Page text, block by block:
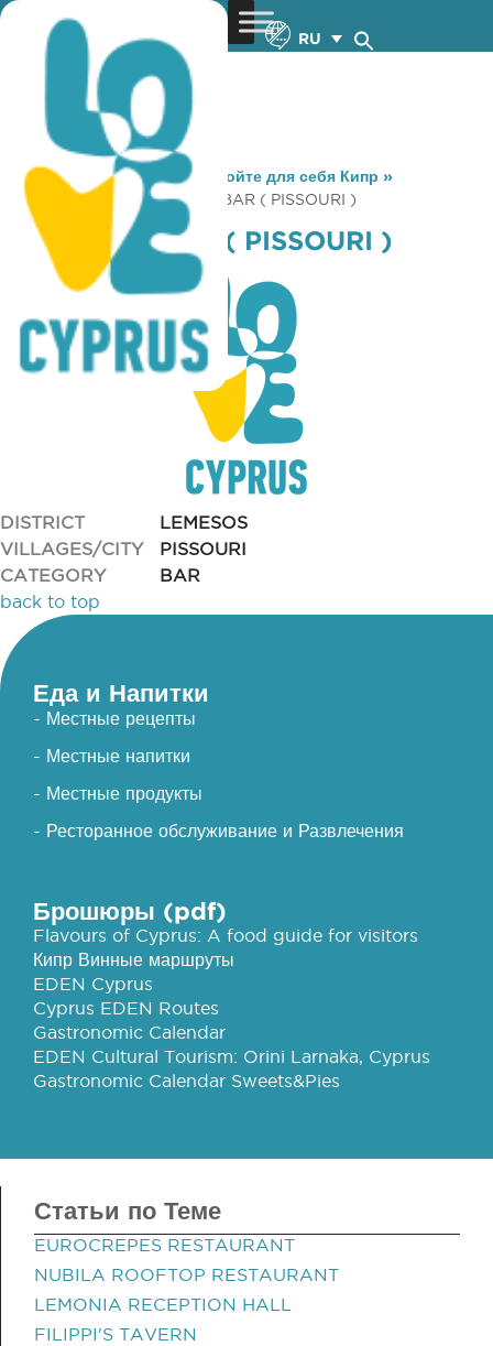
RU
You are here: Home »Откройте для себя Кипр »
Gastronomy
» FLAMINGO BAR ( PISSOURI )
FLAMINGO BAR ( PISSOURI )
DISTRICT
LEMESOS
VILLAGES/CITY
PISSOURI
CATEGORY
BAR
back to top
Еда и Напитки
- Местные рецепты
- Местные напитки
- Местные продукты
- Ресторанное обслуживание и Развлечения
Брошюры (pdf)
Flavours of Cyprus: A food guide for visitors
Кипр Винные маршруты
EDEN Cyprus
Cyprus EDEN Routes
Gastronomic Calendar
EDEN Cultural Tourism: Orini Larnaka, Cyprus
Gastronomic Calendar Sweets&Pies
Статьи по Теме
EUROCREPES RESTAURANT
NUBILA ROOFTOP RESTAURANT
LEMONIA RECEPTION HALL
FILIPPI'S TAVERN